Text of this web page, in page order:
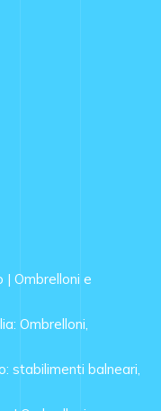
| Ombrelloni e
Ombrelloni,
stabilimenti balneari,